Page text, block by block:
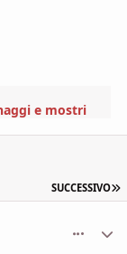
e mostri
SUCCESSIVO